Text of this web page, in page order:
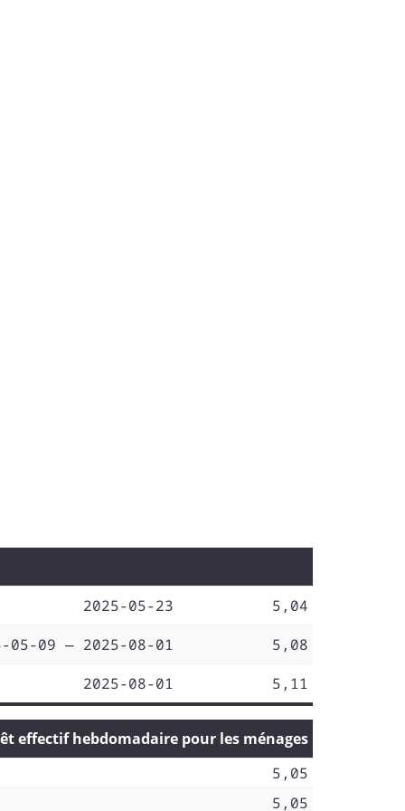
2025-05-23
5,04
05-09 — 2025-08-01
5,08
2025-08-01 5,11
effectif hebdomadaire pour les ménages
5,05
5,05